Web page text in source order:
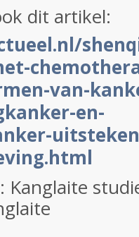
dit artikel:
van-
en-
Kanglaite